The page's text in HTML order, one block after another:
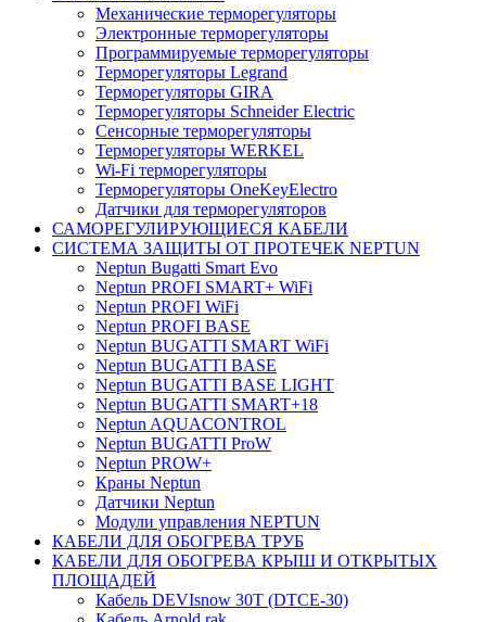
Механические терморегуляторы
Электронные терморегуляторы
Программируемые терморегуляторы
Терморегуляторы Legrand
Терморегуляторы GIRA
Терморегуляторы Schneider Electric
Сенсорные терморегуляторы
Терморегуляторы WERKEL
Wi-Fi терморегуляторы
Терморегуляторы OneKeyElectro
Датчики для терморегуляторов
САМОРЕГУЛИРУЮЩИЕСЯ КАБЕЛИ
СИСТЕМА ЗАЩИТЫ ОТ ПРОТЕЧЕК NEPTUN
Neptun Bugatti Smart Evo
Neptun PROFI SMART+ WiFi
Neptun PROFI WiFi
Neptun PROFI BASE
Neptun BUGATTI SMART WiFi
Neptun BUGATTI BASE
Neptun BUGATTI BASE LIGHT
Neptun BUGATTI SMART+18
Neptun AQUACONTROL
Neptun BUGATTI ProW
Neptun PROW+
Краны Neptun
Датчики Neptun
Модули управления NEPTUN
КАБЕЛИ ДЛЯ ОБОГРЕВА ТРУБ
КАБЕЛИ ДЛЯ ОБОГРЕВА КРЫШ И ОТКРЫТЫХ
ПЛОЩАДЕЙ
Кабель DEVIsnow 30Т (DTCE-30)